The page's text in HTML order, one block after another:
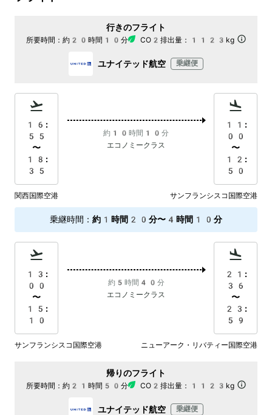
行きのフライト
所要時間： 約20時間10分 CO2排出量： 1123kg
ユナイテッド航空 乗継便
16:
55
〜
18:
35
約10時間10分
エコノミークラス
11:
00
〜
12:
50
関西国際空港 サンフランシスコ国際空港
乗継時間 ： 約1時間20分〜4時間10分
13:
00
〜
15:
10
約5時間40分
エコノミークラス
21:
36
〜
23:
59
サンフランシスコ国際空港 ニューアーク・リバティー国際空港
帰りのフライト
所要時間： 約21時間50分 CO2排出量： 1123kg
ユナイテッド航空 乗継便